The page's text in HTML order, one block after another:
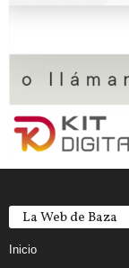
La Web de Baza
Inicio